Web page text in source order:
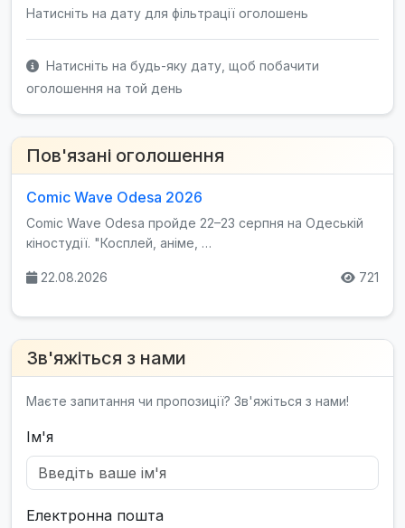
Натисніть на дату для фільтрації оголошень
Натисніть на будь-яку дату, щоб побачити
оголошення на той день
Пов'язані оголошення
Comic Wave Odesa 2026
Comic Wave Odesa пройде 22–23 серпня на Одеській
кіностудії. "Косплей, аніме, …
22.08.2026 721
Зв'яжіться з нами
Маєте запитання чи пропозиції? Зв'яжіться з нами!
Ім'я
Електронна пошта